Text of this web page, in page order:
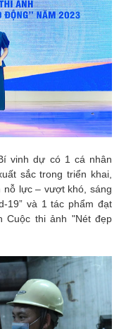
vinh dự có 1 cá nhân
sắc trong triển khai,
nỗ lực – vượt khó, sáng
19” và 1 tác phẩm đạt
Cuộc thi ảnh "Nét đẹp